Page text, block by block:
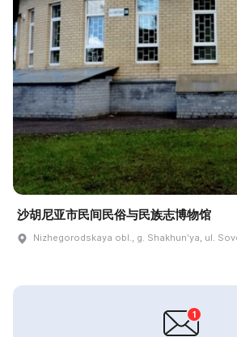
沙胡尼亚市民间民俗与民族志博物馆
Nizhegorodskaya obl., g. Shakhunʹya, ul.